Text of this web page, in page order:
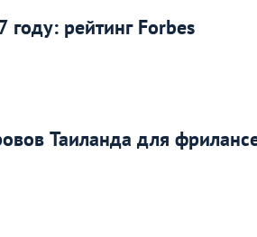
рейтинг Forbes
Таиланда для